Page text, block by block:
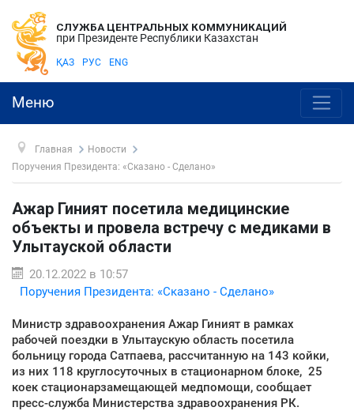
СЛУЖБА ЦЕНТРАЛЬНЫХ КОММУНИКАЦИЙ
при Президенте Республики Казахстан
ҚАЗ РУС ENG
Меню
Главная
Новости
Поручения Президента: «Сказано - Сделано»
Ажар Гиният посетила медицинские
объекты и провела встречу с медиками в
Улытауской области
20.12.2022 в 10:57
Поручения Президента: «Сказано - Сделано»
Министр здравоохранения Ажар Гиният в рамках
рабочей поездки в Улытаускую область посетила
больницу города Сатпаева, рассчитанную на 143 койки,
из них 118 круглосуточных в стационарном блоке, 25
коек стационарзамещающей медпомощи, сообщает
пресс-служба Министерства здравоохранения РК.